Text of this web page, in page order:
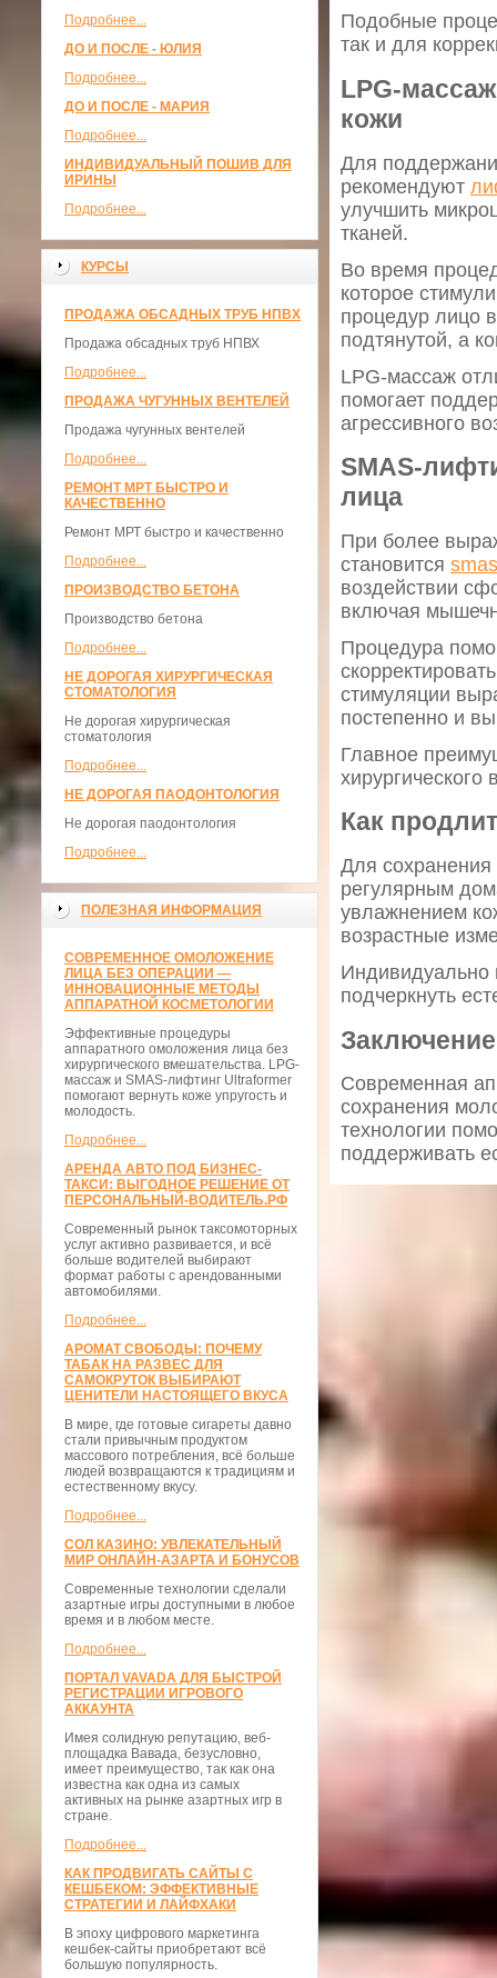
Подробнее...
ДО И ПОСЛЕ - ЮЛИЯ
Подробнее...
ДО И ПОСЛЕ - МАРИЯ
Подробнее...
ИНДИВИДУАЛЬНЫЙ ПОШИВ ДЛЯ
ИРИНЫ
Подробнее...
КУРСЫ
ПРОДАЖА ОБСАДНЫХ ТРУБ НПВХ
Продажа обсадных труб НПВХ
Подробнее...
ПРОДАЖА ЧУГУННЫХ ВЕНТЕЛЕЙ
Продажа чугунных вентелей
Подробнее...
РЕМОНТ МРТ БЫСТРО И
КАЧЕСТВЕННО
Ремонт МРТ быстро и качественно
Подробнее...
ПРОИЗВОДСТВО БЕТОНА
Производство бетона
Подробнее...
НЕ ДОРОГАЯ ХИРУРГИЧЕСКАЯ
СТОМАТОЛОГИЯ
Не дорогая хирургическая
стоматология
Подробнее...
НЕ ДОРОГАЯ ПАОДОНТОЛОГИЯ
Не дорогая паодонтология
Подробнее...
ПОЛЕЗНАЯ ИНФОРМАЦИЯ
СОВРЕМЕННОЕ ОМОЛОЖЕНИЕ
ЛИЦА БЕЗ ОПЕРАЦИИ —
ИННОВАЦИОННЫЕ МЕТОДЫ
АППАРАТНОЙ КОСМЕТОЛОГИИ
Эффективные процедуры
аппаратного омоложения лица без
хирургического вмешательства. LPG-
массаж и SMAS-лифтинг Ultraformer
помогают вернуть коже упругость и
молодость.
Подробнее...
АРЕНДА АВТО ПОД БИЗНЕС-
ТАКСИ: ВЫГОДНОЕ РЕШЕНИЕ ОТ
ПЕРСОНАЛЬНЫЙ-ВОДИТЕЛЬ.РФ
Современный рынок таксомоторных
услуг активно развивается, и всё
больше водителей выбирают
формат работы с арендованными
автомобилями.
Подробнее...
АРОМАТ СВОБОДЫ: ПОЧЕМУ
ТАБАК НА РАЗВЕС ДЛЯ
САМОКРУТОК ВЫБИРАЮТ
ЦЕНИТЕЛИ НАСТОЯЩЕГО ВКУСА
В мире, где готовые сигареты давно
стали привычным продуктом
массового потребления, всё больше
людей возвращаются к традициям и
естественному вкусу.
Подробнее...
СОЛ КАЗИНО: УВЛЕКАТЕЛЬНЫЙ
МИР ОНЛАЙН-АЗАРТА И БОНУСОВ
Современные технологии сделали
азартные игры доступными в любое
время и в любом месте.
Подробнее...
ПОРТАЛ VAVADA ДЛЯ БЫСТРОЙ
РЕГИСТРАЦИИ ИГРОВОГО
АККАУНТА
Имея солидную репутацию, веб-
площадка Вавада, безусловно,
имеет преимущество, так как она
известна как одна из самых
активных на рынке азартных игр в
стране.
Подробнее...
КАК ПРОДВИГАТЬ САЙТЫ С
КЕШБЕКОМ: ЭФФЕКТИВНЫЕ
СТРАТЕГИИ И ЛАЙФХАКИ
В эпоху цифрового маркетинга
кешбек-сайты приобретают всё
большую популярность.
Подобные
так и для
LPG-
кожи
Для
рекомендуют
улучшить
тканей.
Во время
которое
процедур лицо
подтянутой, а
LPG-массаж
помогает
агрессивного
SMAS-
лица
При более
становится
воздействии
включая
Процедура
стимуляции
постепенно и
Главное
Как
Для сохранения
регулярным
увлажнением
возрастные
Индивидуально
подчеркнуть
Заключение
Современная
сохранения
технологии
поддерживать